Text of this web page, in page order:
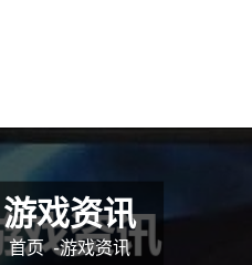
游戏资讯
首页 -游戏资讯